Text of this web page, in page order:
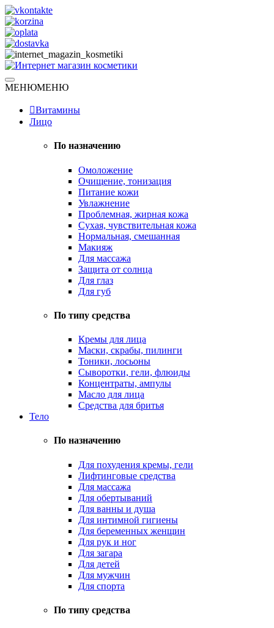
Skip
to
content
Интернет магазин косметики
Натуральная косметика
МЕНЮМЕНЮ
Витамины
Лицо
По назначению
Омоложение
Очищение, тонизация
Питание кожи
Увлажнение
Проблемная, жирная кожа
Сухая, чувствительная кожа
Нормальная, смешанная
Макияж
Для массажа
Защита от солнца
Для глаз
Для губ
По типу средства
Кремы для лица
Маски, скрабы, пилинги
Тоники, лосьоны
Сыворотки, гели, флюиды
Концентраты, ампулы
Масло для лица
Средства для бритья
Тело
По назначению
Для похудения кремы, гели
Лифтинговые средства
Для массажа
Для обертываний
Для ванны и душа
Для интимной гигиены
Для беременных женщин
Для рук и ног
Для загара
Для детей
Для мужчин
Для спорта
По типу средства